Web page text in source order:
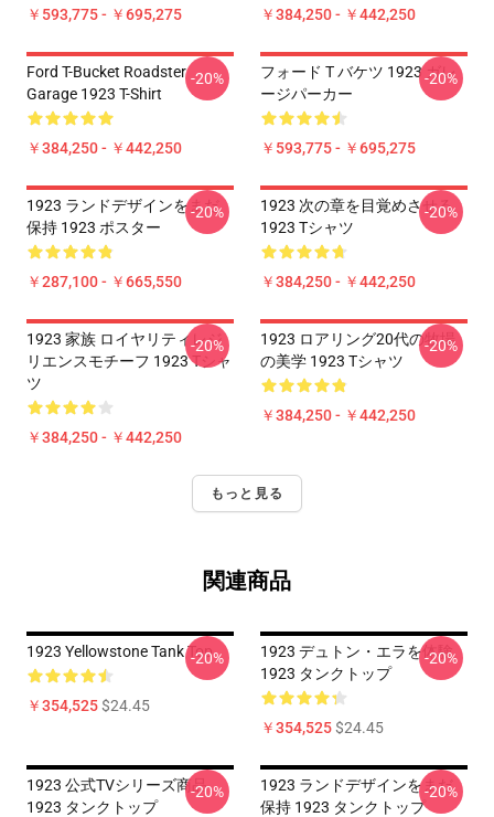
￥593,775 - ￥695,275 ￥384,250 - ￥442,250
Ford T-Bucket Roadster
Garage 1923 T-Shirt
￥384,250 - ￥442,250
-20%
フォード T バケツ 1923 ガレ
ージパーカー
￥593,775 - ￥695,275
-20%
1923 ランドデザインをまだ
保持 1923 ポスター
￥287,100 - ￥665,550
-20%
1923 次の章を目覚めさせる
1923 Tシャツ
￥384,250 - ￥442,250
-20%
1923 家族 ロイヤリティレジ
リエンスモチーフ 1923 Tシャ
ツ
￥384,250 - ￥442,250
-20%
1923 ロアリング20代の牧場
の美学 1923 Tシャツ
￥384,250 - ￥442,250
-20%
もっと見る
関連商品
1923 Yellowstone Tank Top
￥354,525$24.45
-20%
1923 デュトン・エラを体験
1923 タンクトップ
￥354,525$24.45
-20%
1923 公式TVシリーズ商品
1923 タンクトップ
-20%
1923 ランドデザインをまだ
保持 1923 タンクトップ
-20%